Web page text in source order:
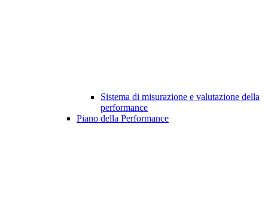
Sistema di misurazione e valutazione della
performance
Piano della Performance